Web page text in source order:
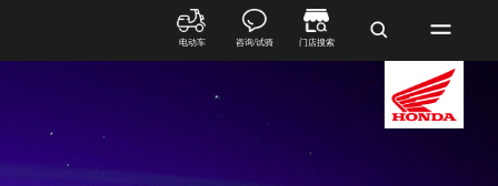
电动车 咨询/试骑 门店搜索